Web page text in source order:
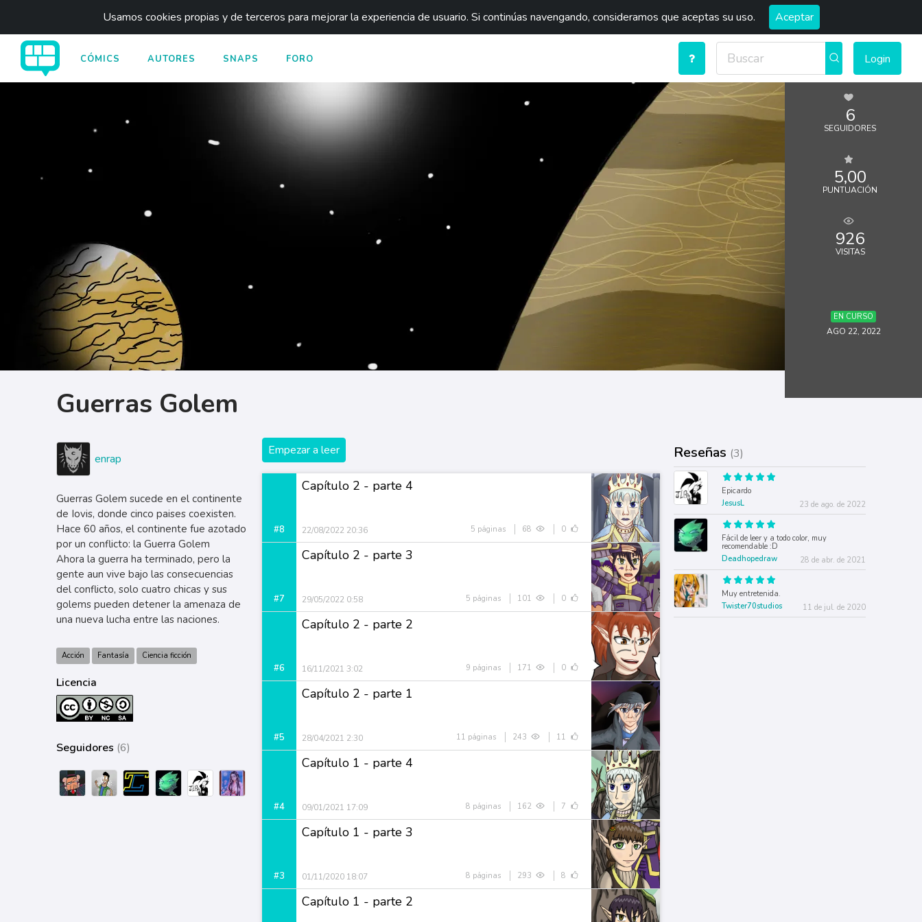
Usamos cookies propias y de terceros para mejorar la experiencia de usuario. Si continúas navengando, consideramos que aceptas su uso. Aceptar
CÓMICS AUTORES SNAPS FORO Login
6
SEGUIDORES
5,00
PUNTUACIÓN
926
VISITAS
EN CURSO
AGO 22, 2022
Guerras Golem
enrap
Guerras Golem sucede en el continente
de Iovis, donde cinco paises coexisten.
Hace 60 años, el continente fue azotado
por un conflicto: la Guerra Golem
Ahora la guerra ha terminado, pero la
gente aun vive bajo las consecuencias
del conflicto, solo cuatro chicas y sus
golems pueden detener la amenaza de
una nueva lucha entre las naciones.
Acción Fantasía Ciencia ficción
Licencia
Seguidores (6)
Empezar a leer
#8
Capítulo 2 - parte 4
22/08/2022 20:36 5 páginas 68 0
#7
Capítulo 2 - parte 3
29/05/2022 0:58 5 páginas 101 0
#6
Capítulo 2 - parte 2
16/11/2021 3:02 9 páginas 171 0
#5
Capítulo 2 - parte 1
28/04/2021 2:30 11 páginas 243 11
#4
Capítulo 1 - parte 4
09/01/2021 17:09 8 páginas 162 7
#3
Capítulo 1 - parte 3
01/11/2020 18:07 8 páginas 293 8
Capítulo 1 - parte 2
Reseñas (3)
Epicardo
JesusL
23 de ago. de 2022
Fácil de leer y a todo color, muy
recomendable :D
Deadhopedraw
28 de abr. de 2021
Muy entretenida.
Twister70studios
11 de jul. de 2020